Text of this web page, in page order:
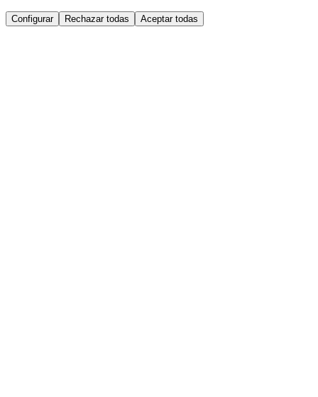
Configurar Rechazar todas Aceptar todas